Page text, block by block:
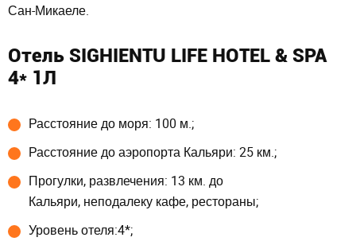
Сан-Микаеле.
Отель SIGHIENTU LIFE HOTEL & SPA
4* 1Л
Расстояние до моря: 100 м.;
Расстояние до аэропорта Кальяри: 25 км.;
Прогулки, развлечения: 13 км. до
Кальяри, неподалеку кафе, рестораны;
Уровень отеля:4*;